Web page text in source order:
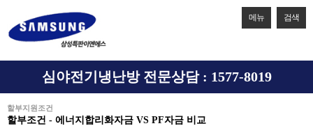
메뉴 검색
심야전기냉난방 전문상담 : 1577-8019
할부지원조건
할부조건 - 에너지합리화자금 VS PF자금 비교